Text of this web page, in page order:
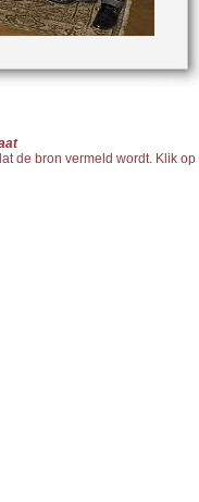
de bron vermeld wordt. Klik